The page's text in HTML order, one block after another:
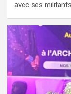
avec ses